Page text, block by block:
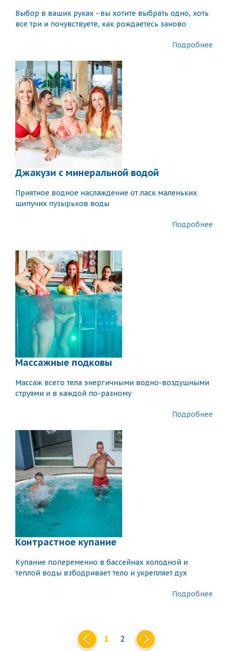
Выбор в ваших руках - вы хотите выбрать одно, хоть
все три и почувствуете, как рождаетесь заново
Подробнее
Джакузи с минеральной водой
Приятное водное наслаждение от ласк маленьких
шипучих пузырьков воды
Подробнее
Массажные подковы
Массаж всего тела энергичными водно-воздушными
струями и в каждой по-разному
Подробнее
Контрастное купание
Купание попеременно в бассейнах холодной и
теплой воды взбодривает тело и укрепляет дух
Подробнее
1 2